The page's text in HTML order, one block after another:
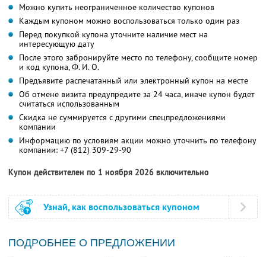
Можно купить неограниченное количество купонов
Каждым купоном можно воспользоваться только один раз
Перед покупкой купона уточните наличие мест на
интересующую дату
После этого забронируйте место по телефону, сообщите номер
и код купона,Ф. И. О.
Предъявите распечатанный или электронный купон на месте
Об отмене визита предупредите за 24 часа, иначе купон будет
считаться использованным
Скидка не суммируется с другими спецпредложениями
компании
Информацию по условиям акции можно уточнить по телефону
компании: +7 (812) 309-29-90
Купон действителен по 1 ноября 2026 включительно
Узнай, как воспользоваться купоном
ПОДРОБНЕЕ О ПРЕДЛОЖЕНИИ